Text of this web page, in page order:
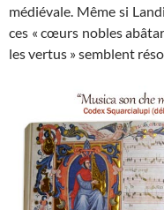
médiévale. Même si
ces « cœurs nobles
les vertus » semblent